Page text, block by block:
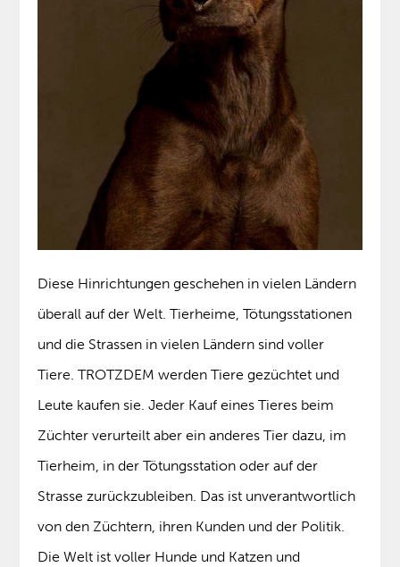
Diese Hinrichtungen geschehen in vielen Ländern
überall auf der Welt. Tierheime, Tötungsstationen
und die Strassen in vielen Ländern sind voller
Tiere. TROTZDEM werden Tiere gezüchtet und
Leute kaufen sie. Jeder Kauf eines Tieres beim
Züchter verurteilt aber ein anderes Tier dazu, im
Tierheim, in der Tötungsstation oder auf der
Strasse zurückzubleiben. Das ist unverantwortlich
von den Züchtern, ihren Kunden und der Politik.
Die Welt ist voller Hunde und Katzen und